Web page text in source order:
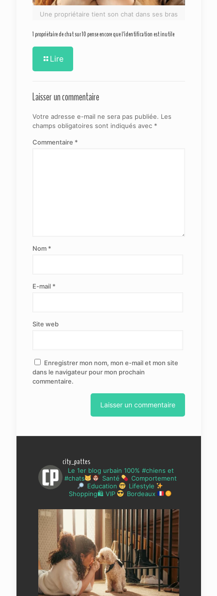
Une propriétaire tient son chat dans ses bras
1 propriétaire de chat sur 10 pense encore que l’identification est inutile
Lire
Laisser un commentaire
Votre adresse e-mail ne sera pas publiée. Les
champs obligatoires sont indiqués avec *
Commentaire *
Nom *
E-mail *
Site web
Enregistrer mon nom, mon e-mail et mon site
dans le navigateur pour mon prochain
commentaire.
city_pattes
Le 1er blog urbain 100% #chiens et
#chats
Santé
Comportement
Education
Lifestyle
Shopping🛍 VIP
Bordeaux